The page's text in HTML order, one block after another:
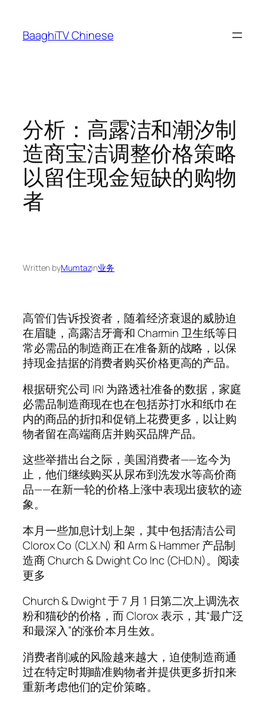
content
BaaghiTV Chinese
分析：高露洁和潮汐制
造商宝洁调整价格策略
以留住现金短缺的购物
者
Written byMumtazin业务
高管们告诉投资者，随着经济衰退的威胁迫
在眉睫，高露洁牙膏和 Charmin 卫生纸等日
常必需品的制造商正在准备新的战略，以保
持现金拮据的消费者购买价格更高的产品。
根据研究公司 IRI 为路透社准备的数据，家庭
必需品制造商现在也在包括苏打水和纸巾在
内的商品的折扣和促销上花费更多，以让购
物者留在高端商店并购买品牌产品。
这些举措出台之际，美国消费者——迄今为
止，他们继续购买从尿布到洗发水等高价商
品——在新一轮的价格上涨中表现出疲软的迹
象。
本月一些加息计划上架，其中包括清洁公司
Clorox Co (CLX.N) 和 Arm & Hammer 产品制
造商 Church & Dwight Co Inc (CHD.N)。阅读
更多
Church & Dwight 于 7 月 1 日第二次上调洗衣
粉和猫砂的价格，而 Clorox 表示，其“最广泛
和最深入”的涨价本月生效。
消费者削减的风险越来越大，迫使制造商通
过在特定时期瞄准购物者并提供更多折扣来
重新考虑他们的定价策略。